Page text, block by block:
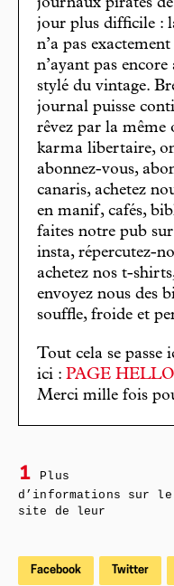
journaux pirates
jour plus difficile :
n’a pas
n’ayant pas
stylé du vintage.
journal puisse
rêvez par la même
karma libertaire,
abonnez-vous,
canaris, achetez
en manif, cafés,
faites notre pub
insta, répercutez-
achetez nos t-
envoyez nous des
souffle, froide et
Tout cela se passe
ici : PAGE
Merci mille fois
1
Plus
d’informations sur le
site de leur
Facebook Twitter